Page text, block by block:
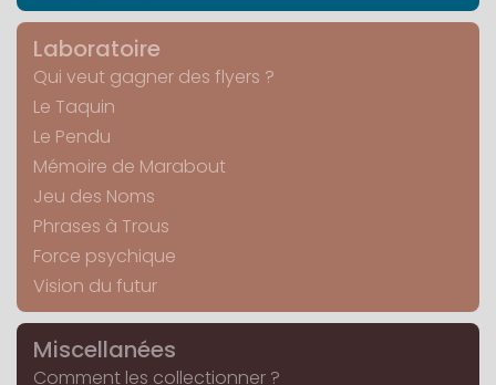
Laboratoire
Qui veut gagner des flyers ?
Le Taquin
Le Pendu
Mémoire de Marabout
Jeu des Noms
Phrases à Trous
Force psychique
Vision du futur
Miscellanées
Comment les collectionner ?